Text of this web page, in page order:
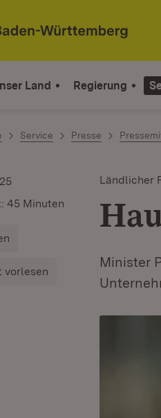
Startseite
Land Regierung
Service Presse
Ländlicher
Minister
45 Minuten
vorlesen